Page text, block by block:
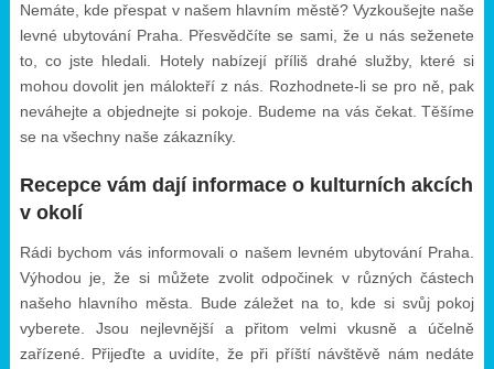
Nemáte, kde přespat v našem hlavním městě? Vyzkoušejte naše
levné ubytování Praha . Přesvědčíte se sami, že u nás seženete
to, co jste hledali. Hotely nabízejí příliš drahé služby, které si
mohou dovolit jen málokteří z nás. Rozhodnete-li se pro ně, pak
neváhejte a objednejte si pokoje. Budeme na vás čekat. Těšíme
se na všechny naše zákazníky.
Recepce vám dají informace o kulturních akcích
v okolí
Rádi bychom vás informovali o našem levném ubytování Praha.
Výhodou je, že si můžete zvolit odpočinek v různých částech
našeho hlavního města. Bude záležet na to, kde si svůj pokoj
vyberete. Jsou nejlevnější a přitom velmi vkusně a účelně
zařízené. Přijeďte a uvidíte, že při příští návštěvě nám nedáte